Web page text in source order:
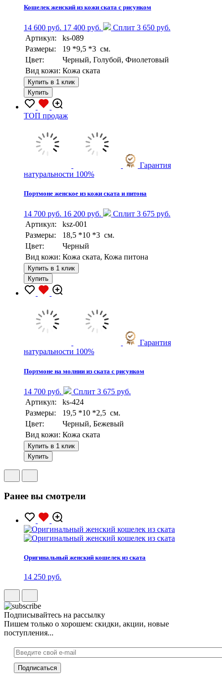
Кошелек женский из кожи ската с рисунком
14 600 руб. 17 400 руб.
Сплит 3 650 руб.
Артикул:
ks-089
Размеры:
19 *9,5 *3 см.
Цвет:
Черный, Голубой, Фиолетовый
Вид кожи: Кожа ската
Купить в 1 клик
Купить
TOП продаж
Гарантия
натуральности 100%
Портмоне женское из кожи ската и питона
14 700 руб. 16 200 руб.
Сплит 3 675 руб.
Артикул:
ksz-001
Размеры:
18,5 *10 *3 см.
Цвет:
Черный
Вид кожи: Кожа ската, Кожа питона
Купить в 1 клик
Купить
Гарантия
натуральности 100%
Портмоне на молнии из ската с рисунком
14 700 руб.
Сплит 3 675 руб.
Артикул:
ks-424
Размеры:
19,5 *10 *2,5 см.
Цвет:
Черный, Бежевый
Вид кожи: Кожа ската
Купить в 1 клик
Купить
Ранее вы смотрели
Оригинальный женский кошелек из ската
14 250 руб.
Подписывайтесь на рассылку
Пишем только о хорошем: скидки, акции, новые
поступления...